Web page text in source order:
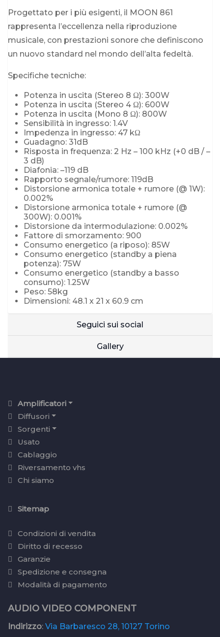
Progettato per i più esigenti, il MOON 861
rappresenta l’eccellenza nella riproduzione
musicale, con prestazioni sonore che definiscono
un nuovo standard nel mondo dell’alta fedeltà.
Specifiche tecniche:
Potenza in uscita (Stereo 8 Ω): 300W
Potenza in uscita (Stereo 4 Ω): 600W
Potenza in uscita (Mono 8 Ω): 800W
Sensibilità in ingresso: 1.4V
Impedenza in ingresso: 47 kΩ
Guadagno: 31dB
Risposta in frequenza: 2 Hz – 100 kHz (+0 dB / –
3 dB)
Diafonia: –119 dB
Rapporto segnale/rumore: 119dB
Distorsione armonica totale + rumore (@ 1W):
0.002%
Distorsione armonica totale + rumore (@
300W): 0.001%
Distorsione da intermodulazione: 0.002%
Fattore di smorzamento: 900
Consumo energetico (a riposo): 85W
Consumo energetico (standby a piena
potenza): 75W
Consumo energetico (standby a basso
consumo): 1.25W
Peso: 58kg
Dimensioni: 48.1 x 21 x 60.9 cm
Seguici sui social
Gallery
Amplificatori
Diffusori
Sorgenti
Usato
Cablaggio
Riversamento vhs
Chi siamo
Sitemap
Condizioni di vendita
Diritto di recesso
Garanzie
Spedizione e consegna
Modalità di pagamento
AUDIO VIDEO COMPONENT
Indirizzo: Via Barbaresco 28, 10127 Torino